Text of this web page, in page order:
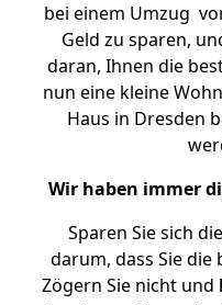
bei einem Umzug
Geld zu sparen,
daran, Ihnen die
nun eine kleine
Haus in Dresden
Wir haben immer
Sparen Sie sich
darum, dass Sie
Zögern Sie nicht und